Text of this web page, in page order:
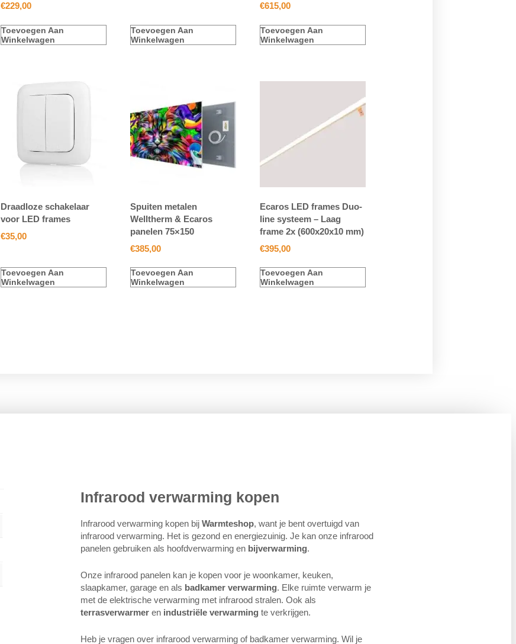
€229,00
Toevoegen Aan
Winkelwagen
Toevoegen Aan
Winkelwagen
€615,00
Toevoegen Aan
Winkelwagen
Draadloze schakelaar
voor LED frames
€35,00
Toevoegen Aan
Winkelwagen
Spuiten metalen
Welltherm & Ecaros
panelen 75×150
€385,00
Toevoegen Aan
Winkelwagen
Ecaros LED frames Duo-
line systeem – Laag
frame 2x (600x20x10 mm)
€395,00
Toevoegen Aan
Winkelwagen
Infrarood verwarming kopen
Infrarood verwarming kopen bij Warmteshop, want je bent overtuigd van
infrarood verwarming. Het is gezond en energiezuinig. Je kan onze infrarood
panelen gebruiken als hoofdverwarming en bijverwarming.
Onze infrarood panelen kan je kopen voor je woonkamer, keuken,
slaapkamer, garage en als badkamer verwarming. Elke ruimte verwarm je
met de elektrische verwarming met infrarood stralen. Ook als
terrasverwarmer en industriële verwarming te verkrijgen.
Heb je vragen over infrarood verwarming of badkamer verwarming. Wil je